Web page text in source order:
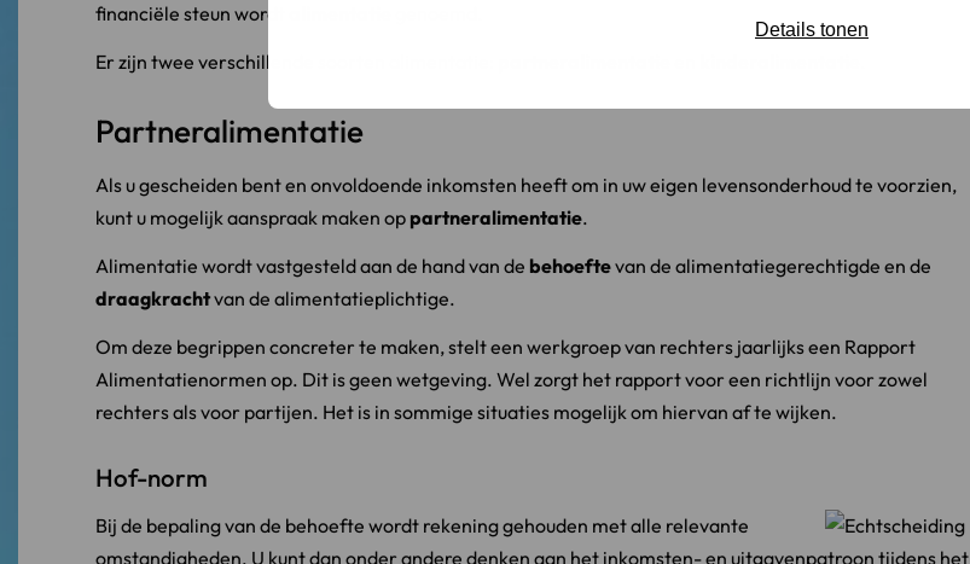
Details tonen
financiële steun wordt
Er zijn twee verschillende soorten alimentatie:
Partneralimentatie
Als u gescheiden bent en onvoldoende inkomsten heeft om in uw eigen levensonderhoud te voorzien,
kunt u mogelijk aanspraak maken op partneralimentatie.
Alimentatie wordt vastgesteld aan de hand van de behoeftevan de alimentatiegerechtigde en de
draagkrachtvan de alimentatieplichtige.
Om deze begrippen concreter te maken, stelt een werkgroep van rechters jaarlijks een Rapport
Alimentatienormen op. Dit is geen wetgeving. Wel zorgt het rapport voor een richtlijn voor zowel
rechters als voor partijen. Het is in sommige situaties mogelijk om hiervan af te wijken.
Hof-norm
Bij de bepaling van de behoefte wordt rekening gehouden met alle relevante
omstandigheden. U kunt dan onder andere denken aan het inkomsten- en uitgavenpatroon tijdens het